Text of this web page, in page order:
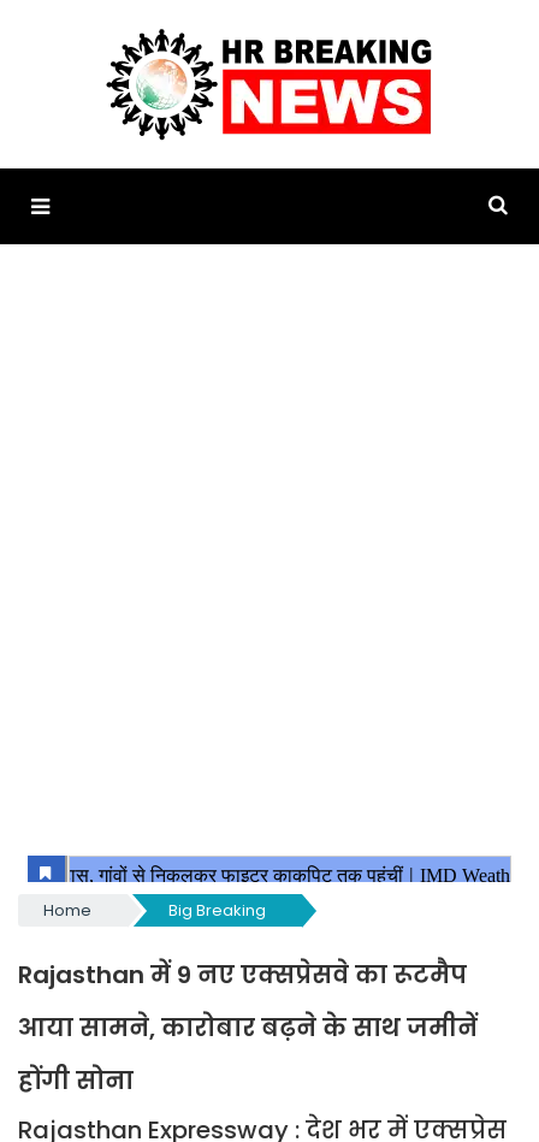
Home Big Breaking
Rajasthan में 9 नए एक्सप्रेसवे का रूटमैप
आया सामने, कारोबार बढ़ने के साथ जमीनें
होंगी सोना
Rajasthan Expressway : देश भर में एक्सप्रेस